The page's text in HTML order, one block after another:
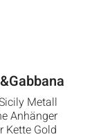
Metall
Anhänger
Kette Gold